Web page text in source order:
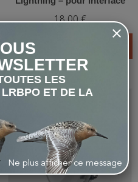
18,00 €
AJOUTER AU PANIER
LES
ET DE LA
Ne plus afficher ce message